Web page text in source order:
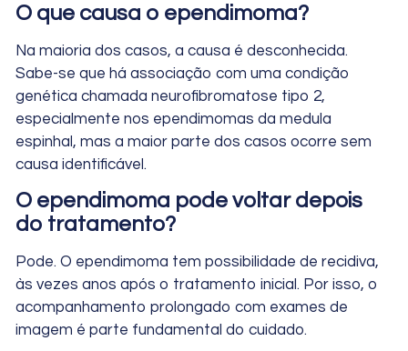
O que causa o ependimoma?
Na maioria dos casos, a causa é desconhecida.
Sabe-se que há associação com uma condição
genética chamada neurofibromatose tipo 2,
especialmente nos ependimomas da medula
espinhal, mas a maior parte dos casos ocorre sem
causa identificável.
O ependimoma pode voltar depois
do tratamento?
Pode. O ependimoma tem possibilidade de recidiva,
às vezes anos após o tratamento inicial. Por isso, o
acompanhamento prolongado com exames de
imagem é parte fundamental do cuidado.